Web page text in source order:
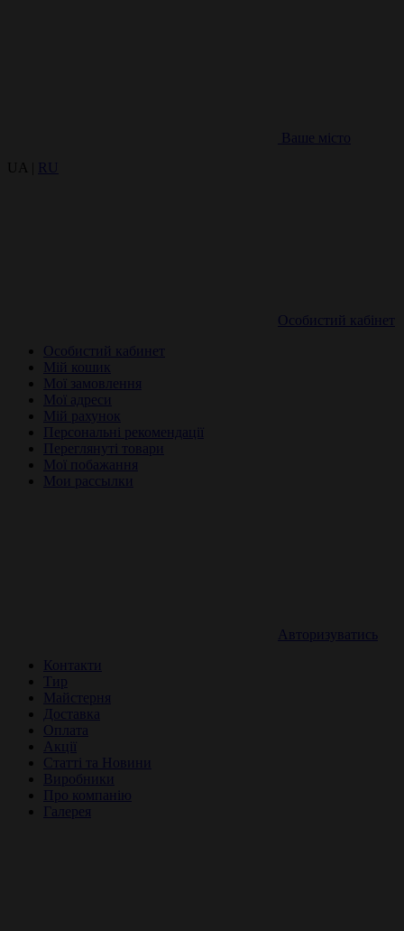
Ваше місто
UA |
RU
Особистий кабінет
Особистий кабинет
Мій кошик
Мої замовлення
Мої адреси
Мій рахунок
Персональні рекомендації
Переглянуті товари
Мої побажання
Мои рассылки
Авторизуватись
Контакти
Тир
Майстерня
Доставка
Оплата
Акції
Статті та Новини
Виробники
Про компанію
Галерея